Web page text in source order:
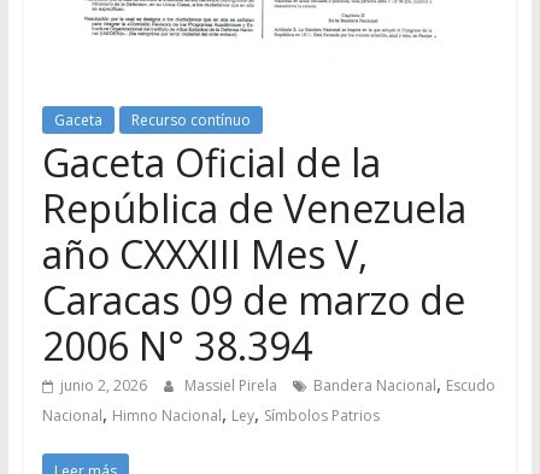
Gaceta Recurso contínuo
Gaceta Oficial de la
República de Venezuela
año CXXXIII Mes V,
Caracas 09 de marzo de
2006 N° 38.394
junio 2, 2026 Massiel Pirela Bandera Nacional, Escudo
Nacional, Himno Nacional, Ley, Símbolos Patrios